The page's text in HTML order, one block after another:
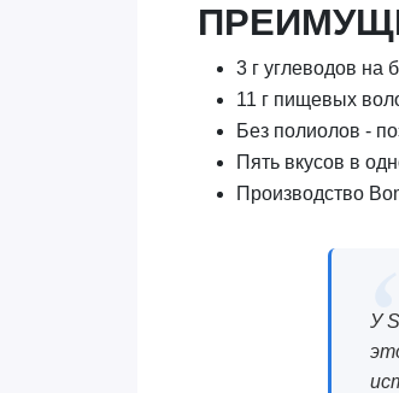
3 г углеводов на
11 г пищевых
Без полиолов -
Пять вкусов в
Производство
У